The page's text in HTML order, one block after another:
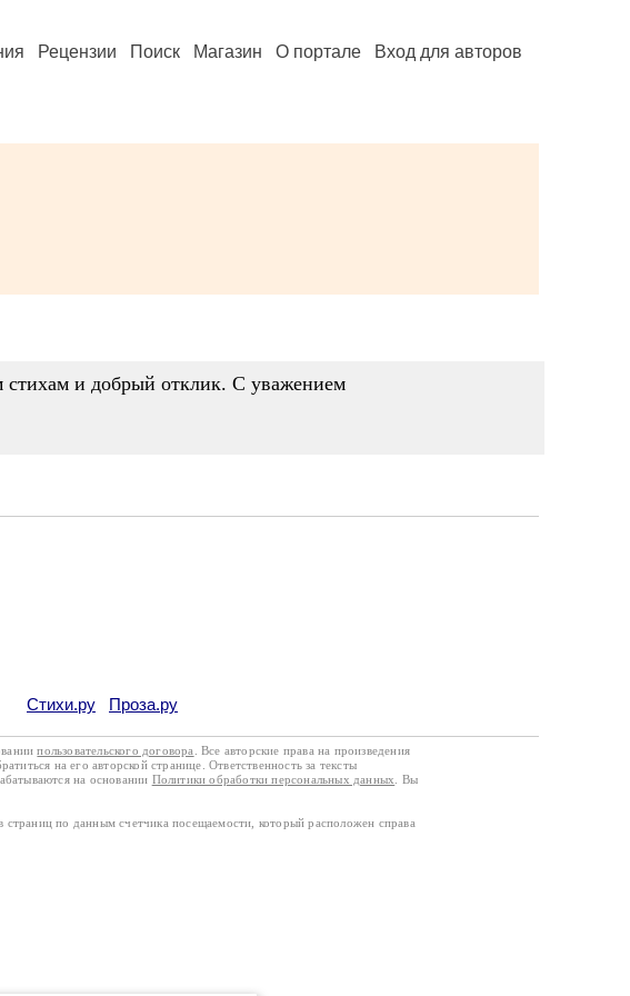
Рецензии Поиск Магазин О портале Вход для авторов
стихам и добрый отклик. С уважением
Стихи.ру Проза.ру
пользовательского договора
. Все авторские права на произведения
на его авторской странице. Ответственность за тексты
на основании Политики обработки персональных данных
. Вы
по данным счетчика посещаемости, который расположен справа